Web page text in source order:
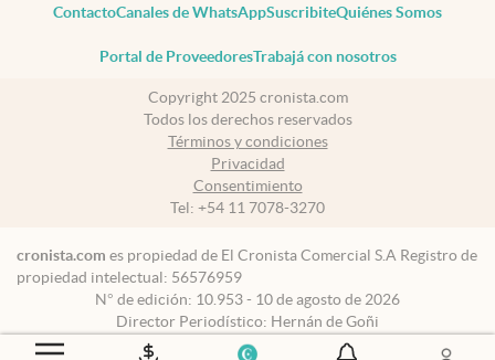
ContactoCanales de WhatsAppSuscribiteQuiénes Somos
Portal de ProveedoresTrabajá con nosotros
Copyright 2025 cronista.com
Todos los derechos reservados
Términos y condiciones
Privacidad
Consentimiento
Tel: +54 11 7078-3270
cronista.com es propiedad de El Cronista Comercial S.A Registro de
propiedad intelectual: 56576959
N° de edición: 10.953 - 10 de agosto de 2026
Director Periodístico: Hernán de Goñi